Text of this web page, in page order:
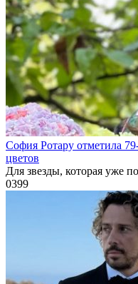
София Ротару отметила
цветов
Для звезды, которая уже
0399